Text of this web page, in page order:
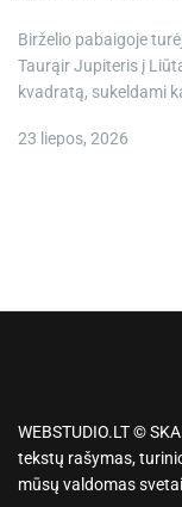
Birželio pabaigoje
Taurąir Jupiteris į
kvadratą, sukeldami
23 liepos, 2026
WEBSTUDIO.LT ©
tekstų rašymas,
mūsų valdomas